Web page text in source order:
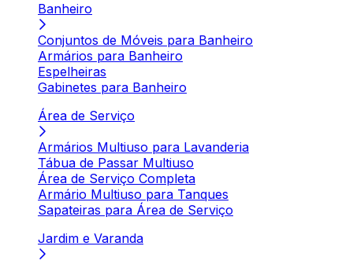
Banheiro
Conjuntos de Móveis para Banheiro
Armários para Banheiro
Espelheiras
Gabinetes para Banheiro
Área de Serviço
Armários Multiuso para Lavanderia
Tábua de Passar Multiuso
Área de Serviço Completa
Armário Multiuso para Tanques
Sapateiras para Área de Serviço
Jardim e Varanda